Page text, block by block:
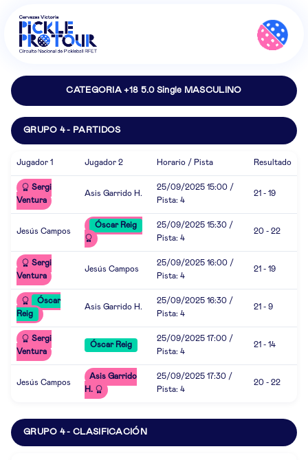
CATEGORIA +18 5.0 Single MASCULINO
GRUPO 4 - PARTIDOS
Jugador 1 Jugador 2 Horario / Pista Resultado
Sergi
Ventura
Asis Garrido H.
25/09/2025 15:00 /
Pista: 4
21 - 19
Jesús Campos
Óscar Reig
25/09/2025 15:30 /
Pista: 4
20 - 22
Sergi
Ventura
Jesús Campos
25/09/2025 16:00 /
Pista: 4
21 - 19
Óscar
Reig
Asis Garrido H.
25/09/2025 16:30 /
Pista: 4
21 - 9
Sergi
Ventura
Óscar Reig
25/09/2025 17:00 /
Pista: 4
21 - 14
Jesús Campos
Asis Garrido
H.
25/09/2025 17:30 /
Pista: 4
20 - 22
GRUPO 4 - CLASIFICACIÓN